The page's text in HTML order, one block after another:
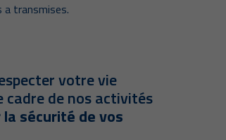
a transmises.
votre vie
cadre de nos activités
sécurité de vos